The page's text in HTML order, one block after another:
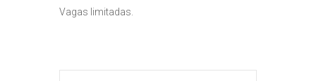
Vagas limitadas.